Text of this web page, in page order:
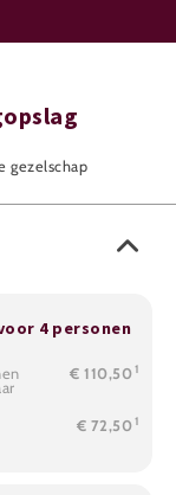
gezelschap
4 personen
€ 110,501
€ 72,501